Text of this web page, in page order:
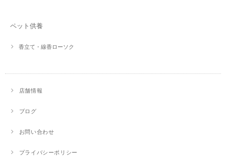
ペット供養
香立て・線香ローソク
店舗情報
ブログ
お問い合わせ
プライバシーポリシー